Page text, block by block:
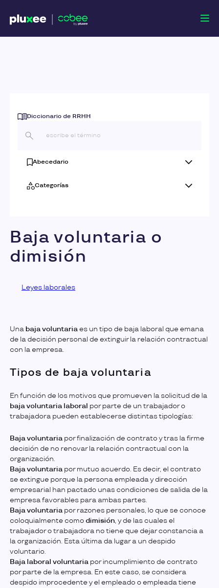
Diccionario de RRHH
Abecedario
Categorías
Baja voluntaria o
dimisión
Leyes laborales
Una baja voluntaria es un tipo de baja laboral que emana
de la decisión personal de extinguir la relación contractual
con la empresa.
Tipos de baja voluntaria
En función de los motivos que promueven la solicitud de la
baja voluntaria laboral por parte de un trabajador o
trabajadora pueden establecerse distintas tipologías:
Baja voluntaria por finalización de contrato y tras la firme
decisión de no renovar la relación contractual con la
organización.
Baja voluntaria por mutuo acuerdo. Es decir, el contrato
se extingue porque la persona empleada y dirección
empresarial han pactado unas condiciones de salida de la
empresa favorables para ambas partes.
Baja voluntaria por razones personales, lo que se conoce
coloquialmente comodimisión, y de las cuales el
trabajador o trabajadora no tiene que dejar constancia a
la organización. Esta última da lugar a un despido
voluntario.
Baja laboral voluntaria por incumplimiento de contrato
por parte de la empresa. En este caso, se considera
despido improcedente y el empleado o empleada tiene